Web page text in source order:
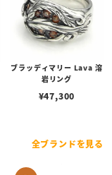
ブラッディマリー Lava 溶
岩リング
¥47,300
全ブランドを見る